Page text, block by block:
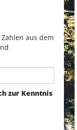
aus dem
zur Kenntnis